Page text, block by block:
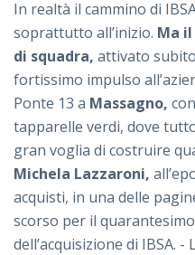
In realtà il cammino di
soprattutto all’inizio. Ma
di squadra, attivato
fortissimo impulso
Ponte 13 a Massagno,
tapparelle verdi, dove
gran voglia di costruire
Michela Lazzaroni,
acquisti, in una delle
scorso per il
dell’acquisizione di IBSA.